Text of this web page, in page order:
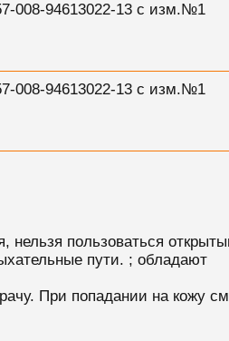
008-94613022-13 с изм.№1
008-94613022-13 с изм.№1
пользоваться
пути. ; обладают
При попадании на кожу